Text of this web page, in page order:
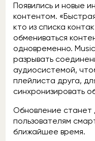
Появились и новые
контентом.
кто из списка
обмениваться
одновременно.
разрывать
аудиосистемой,
плейлиста друга,
синхронизировать
Обновление станет
пользователям
ближайшее время.